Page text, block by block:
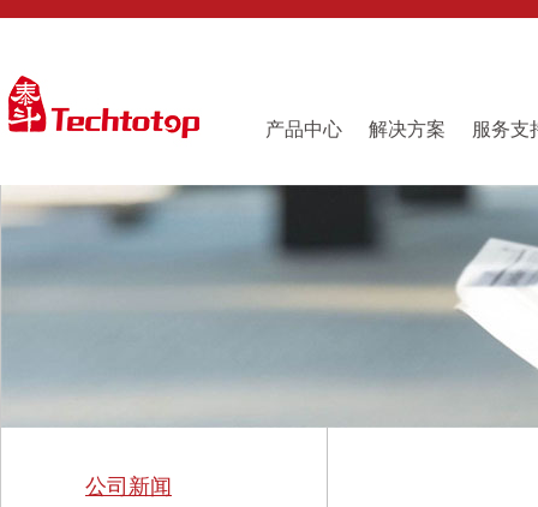
产品中心 解决方案 服务支
公司新闻